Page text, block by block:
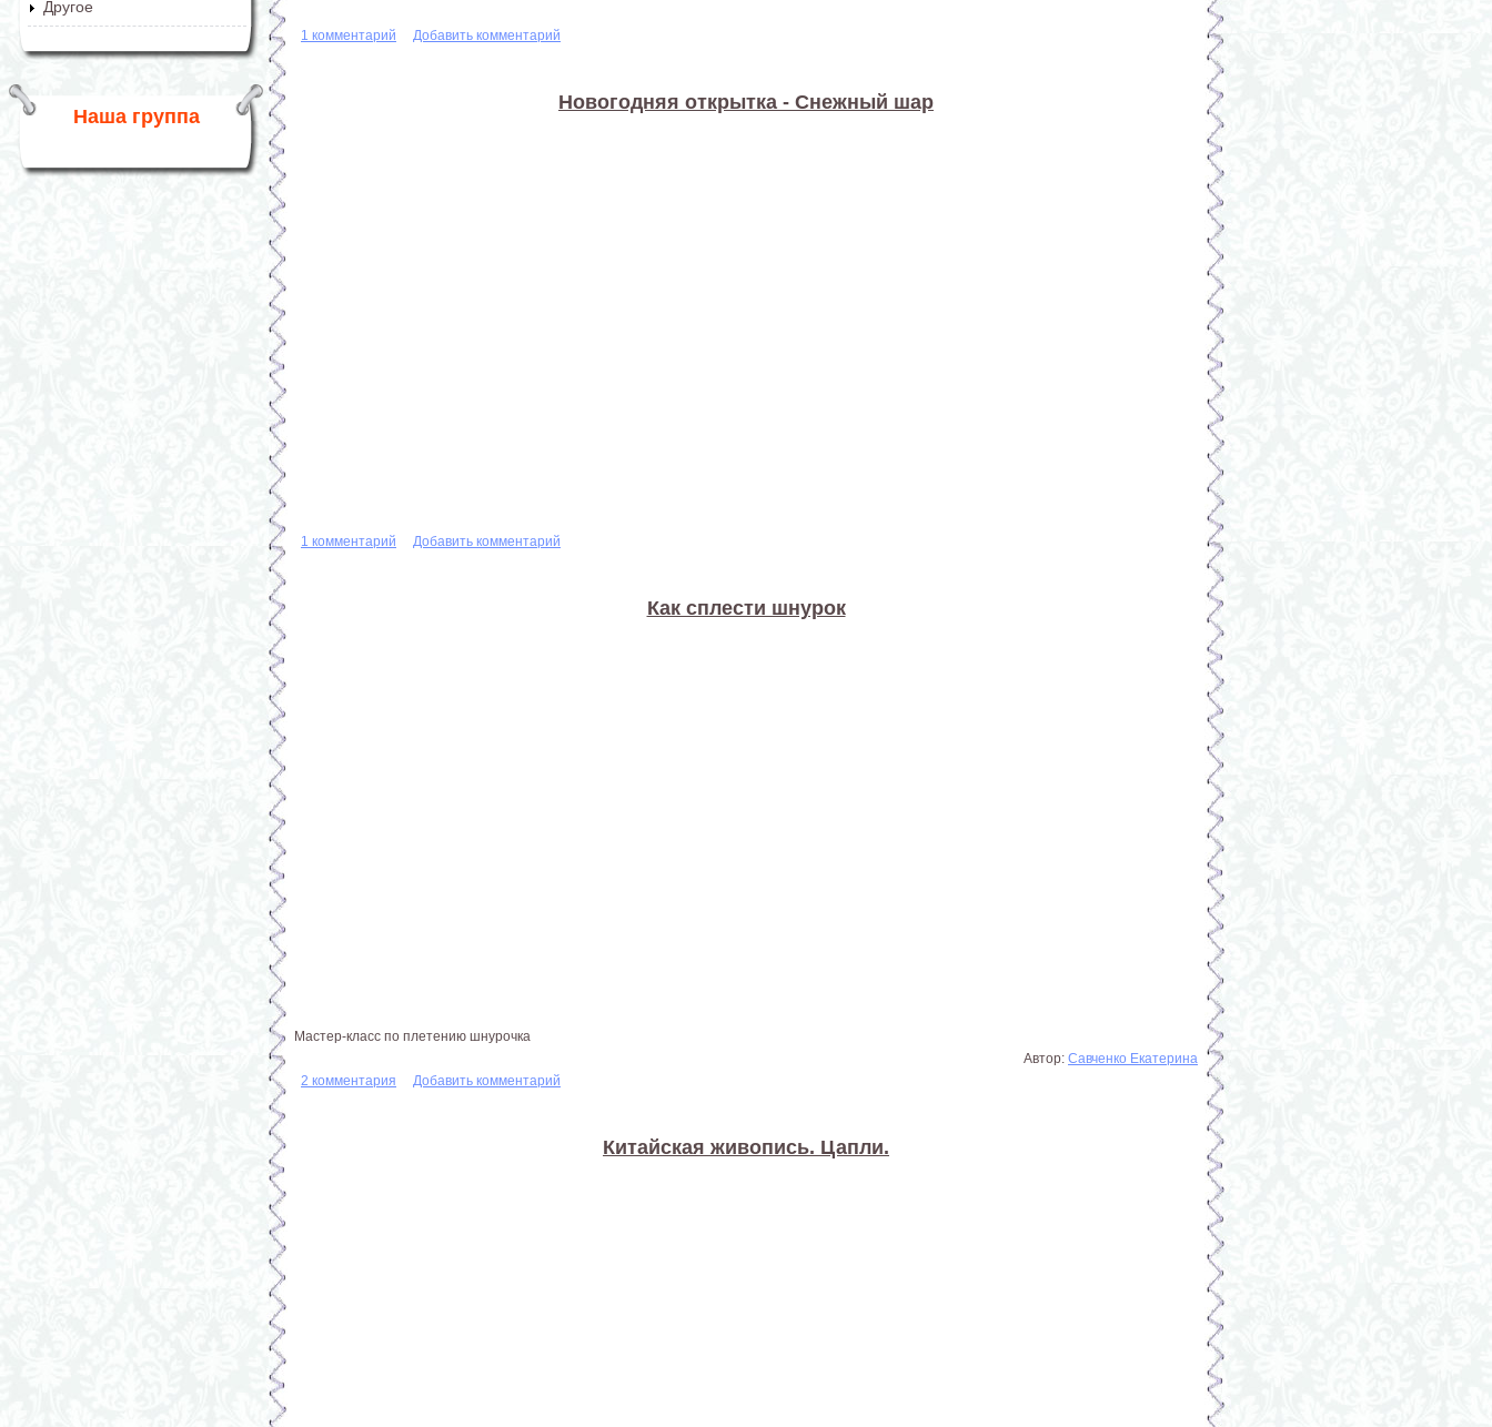
Другое
Наша группа
1 комментарий Добавить комментарий
Новогодняя открытка - Снежный шар
1 комментарий Добавить комментарий
Как сплести шнурок
Мастер-класс по плетению шнурочка
Автор: Савченко Екатерина
2 комментария
Добавить комментарий
Китайская живопись. Цапли.